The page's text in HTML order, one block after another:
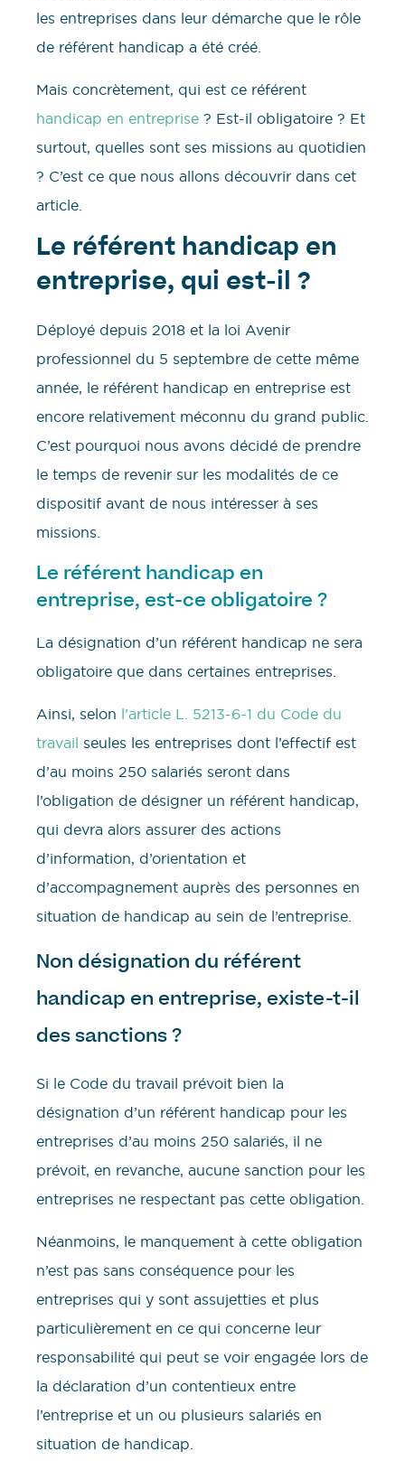
les entreprises dans leur démarche que le rôle
de référent handicap a été créé.
Mais concrètement, qui est ce référent
handicap en entreprise ? Est-il obligatoire ? Et
surtout, quelles sont ses missions au quotidien
? C’est ce que nous allons découvrir dans cet
article.
Le référent handicap en
entreprise, qui est-il ?
Déployé depuis 2018 et la loi Avenir
professionnel du 5 septembre de cette même
année, le référent handicap en entreprise est
encore relativement méconnu du grand public.
C’est pourquoi nous avons décidé de prendre
le temps de revenir sur les modalités de ce
dispositif avant de nous intéresser à ses
missions.
Le référent handicap en
entreprise, est-ce obligatoire ?
La désignation d’un référent handicap ne sera
obligatoire que dans certaines entreprises.
Ainsi, selon l’article L. 5213-6-1 du Code du
travail seules les entreprises dont l’effectif est
d’au moins 250 salariés seront dans
l’obligation de désigner un référent handicap,
qui devra alors assurer des actions
d’information, d’orientation et
d’accompagnement auprès des personnes en
situation de handicap au sein de l’entreprise.
Non désignation du référent
handicap en entreprise, existe-t-il
des sanctions ?
Si le Code du travail prévoit bien la
désignation d’un référent handicap pour les
entreprises d’au moins 250 salariés, il ne
prévoit, en revanche, aucune sanction pour les
entreprises ne respectant pas cette obligation.
Néanmoins, le manquement à cette obligation
n’est pas sans conséquence pour les
entreprises qui y sont assujetties et plus
particulièrement en ce qui concerne leur
responsabilité qui peut se voir engagée lors de
la déclaration d’un contentieux entre
l’entreprise et un ou plusieurs salariés en
situation de handicap.